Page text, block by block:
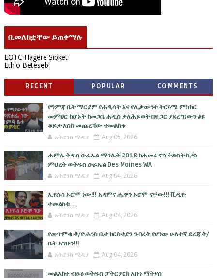
ቢመለከቷቸው ይጠቅማሉ
EOTC Hagere Sibket
Ethio Beteseb
RECENT POPULAR COMMENTS
የግምጃ ቤት ማርያም የሐዲሳት እና የሊቃውንት ትርጓሜ ምስክር
መምህር ከሆኑት ከመጋቤ ሐዲስ ቃለሕይወት በዛ ጋር ያደረግነውን ልዩ
ቆይታ እስከ መጨረሻው ተመልከቱ
አትሮንስ ሚዲያ Aug 05, 2026
ሐምሌ ቅዱስ ዑራኤል ማኅሌት 2018 ከሐመረ ኖኅ ቅድስት ኪዳነ
ምህረት ወቅዱስ ዑራኤል Des Moines WA
አትሮንስ ሚዲያ Aug 04, 2026
ኢየሱስ ኦሮሞ ነው!!! አዳምና ሔዋን ኦሮሞ ናቸው!!! ቪዲዮ
ተመልከቱ.....
አትሮንስ ሚዲያ Aug 04, 2026
የመጥምቁ ቅ/ዮሐንስ ቤተ ክርስቲያን ንብረት የሆነው ሁለተኛ ደረጃ ት/
ቤት አግዙን!!!
አትሮንስ ሚዲያ Aug 04, 2026
መልእክተ ብፁዕ ወቅዱስ ፓትርያርክ አቡነ ማትያስ